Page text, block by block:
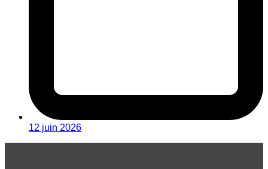
12 juin 2026